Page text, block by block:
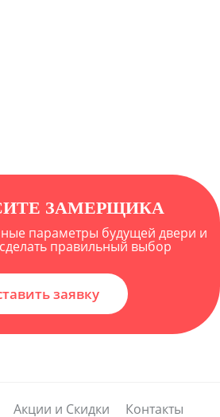
ЗАМЕРЩИКА
параметры будущей двери и
правильный выбор
заявку
Акции и Скидки Контакты